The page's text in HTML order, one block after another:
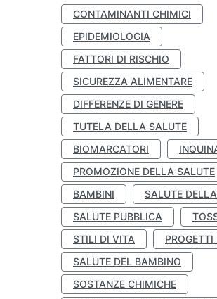
CONTAMINANTI CHIMICI
EPIDEMIOLOGIA
FATTORI DI RISCHIO
SICUREZZA ALIMENTARE
DIFFERENZE DI GENERE
TUTELA DELLA SALUTE
BIOMARCATORI
PROMOZIONE DELLA SALUTE
BAMBINI
SALUTE
SALUTE PUBBLICA
STILI DI VITA
PROGETTI
SALUTE DEL BAMBINO
SOSTANZE CHIMICHE